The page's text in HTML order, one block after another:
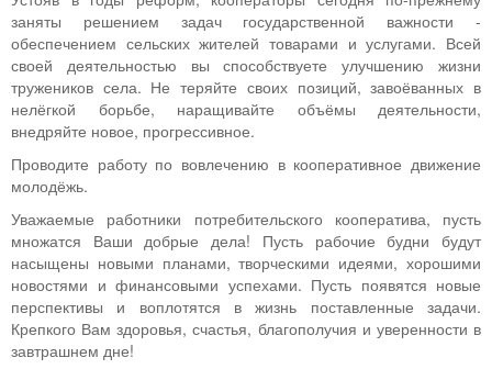
заняты решением задач государственной важности -
обеспечением сельских жителей товарами и услугами. Всей
своей деятельностью вы способствуете улучшению жизни
тружеников села. Не теряйте своих позиций, завоёванных в
нелёгкой борьбе, наращивайте объёмы деятельности,
внедряйте новое, прогрессивное.
Проводите работу по вовлечению в кооперативное движение
молодёжь.
Уважаемые работники потребительского кооператива, пусть
множатся Ваши добрые дела! Пусть рабочие будни будут
насыщены новыми планами, творческими идеями, хорошими
новостями и финансовыми успехами. Пусть появятся новые
перспективы и воплотятся в жизнь поставленные задачи.
Крепкого Вам здоровья, счастья, благополучия и уверенности в
завтрашнем дне!